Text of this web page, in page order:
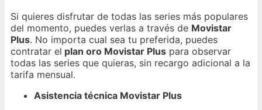
Si quieres disfrutar de todas las series más populares
del momento, puedes verlas a través de Movistar
Plus. No importa cual sea tu preferida, puedes
contratar el plan oro Movistar Plus para observar
todas las series que quieras, sin recargo adicional a la
tarifa mensual.
Asistencia técnica Movistar Plus